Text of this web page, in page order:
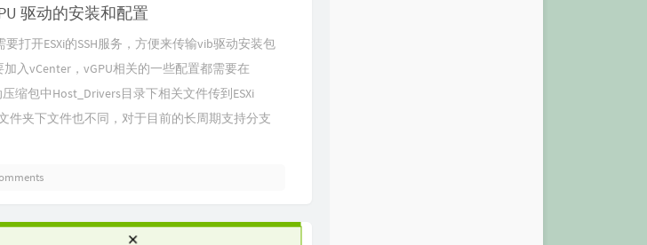
驱动的安装和配置
打开ESXi的SSH服务，方便来传输vib驱动安装包
入vCenter，vGPU相关的一些配置都需要在
缩包中Host_Drivers目录下相关文件传到ESXi
件夹下文件也不同，对于目前的长周期支持分支